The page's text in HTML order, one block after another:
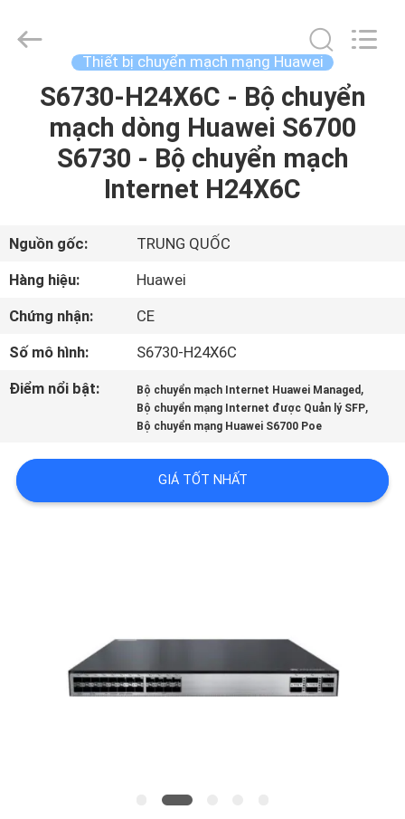
NHÀ
VIDEO
CHÚNG
TÔI
THAM
QUAN
NHÀ
LƯỢNG
LonRise
Equipment
Thiết bị chuyển mạch mạng Huawei
S6730-H24X6C - Bộ chuyển
mạch dòng Huawei S6700
S6730 - Bộ chuyển mạch
Internet H24X6C
Nguồn gốc:
TRUNG QUỐC
Hàng hiệu:
Huawei
Chứng nhận:
CE
Số mô hình:
S6730-H24X6C
Điểm nổi bật:
Bộ chuyển mạch Internet Huawei Managed ,
Bộ chuyển mạng Internet được Quản lý SFP,
Bộ chuyển mạng Huawei S6700 Poe
GIÁ TỐT NHẤT